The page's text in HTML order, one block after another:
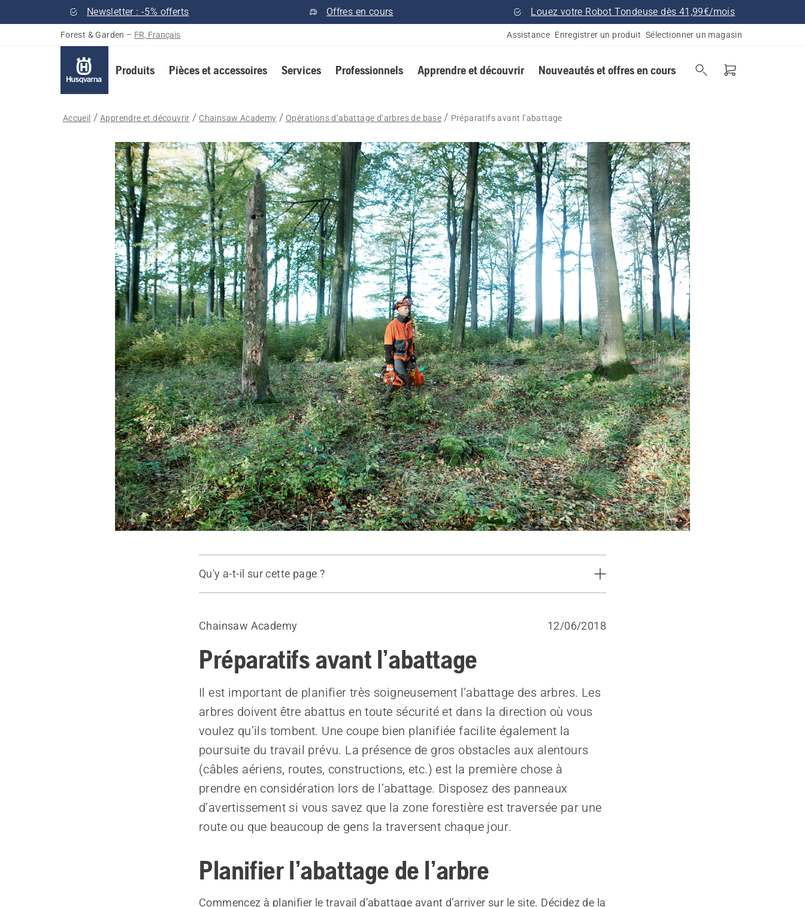
Newsletter : -5% offerts Offres en cours Louez votre Robot Tondeuse dès 41,99€/mois
Forest & Garden – FR, Français Assistance Enregistrer un produit Sélectionner un magasin
Produits Pièces et accessoires Services Professionnels Apprendre et découvrir Nouveautés et offres en cours
Accueil Apprendre et découvrir Chainsaw Academy Opérations d’abattage d’arbres de base Préparatifs avant l’abattage
Qu'y a-t-il sur cette page ?
Planifier l’abattage de l’arbre
Distance de sécurité
Choisir la direction de chute la plus naturelle possible
Dégager la végétation basse
Élaguer les branches basses
Planifier et aménager des voies de repli
Chainsaw Academy 12/06/2018
Préparatifs avant l’abattage
Il est important de planifier très soigneusement l’abattage des arbres. Les
arbres doivent être abattus en toute sécurité et dans la direction où vous
voulez qu’ils tombent. Une coupe bien planifiée facilite également la
poursuite du travail prévu. La présence de gros obstacles aux alentours
(câbles aériens, routes, constructions, etc.) est la première chose à
prendre en considération lors de l’abattage. Disposez des panneaux
d’avertissement si vous savez que la zone forestière est traversée par une
route ou que beaucoup de gens la traversent chaque jour.
Planifier l’abattage de l’arbre
Commencez à planifier le travail d’abattage avant d’arriver sur le site. Décidez de la